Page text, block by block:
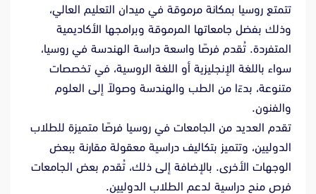
تتمتع روسيا بمكانة مرموقة في ميدان التعليم العالي،
وذلك بفضل جامعاتها المرموقة وبرامجها الأكاديمية
المتفردة. تُقدم فرصًا واسعة دراسة الهندسة في روسيا،
سواء باللغة الإنجليزية أو اللغة الروسية، في تخصصات
متنوعة، بدءًا من الطب والهندسة وصولاً إلى العلوم
والفنون.
تقدم العديد من الجامعات في روسيا فرصًا متميزة للطلاب
الدوليين، وتتميز بتكاليف دراسية معقولة مقارنة ببعض
الوجهات الأخرى. بالإضافة إلى ذلك، تُقدم بعض الجامعات
فرص منح دراسية لدعم الطلاب الدوليين.